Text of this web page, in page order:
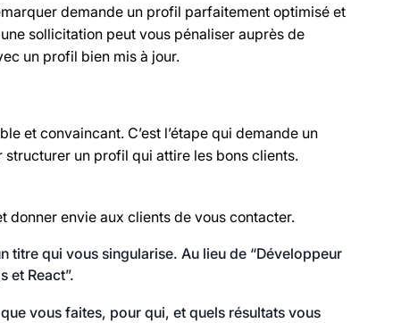
demande un profil parfaitement optimisé et
sollicitation peut vous pénaliser auprès de
un profil bien mis à jour.
et convaincant. C’est l’étape qui demande un
un profil qui attire les bons clients.
envie aux clients de vous contacter.
titre qui vous singularise. Au lieu de “Développeur
et React”.
vous faites, pour qui, et quels résultats vous